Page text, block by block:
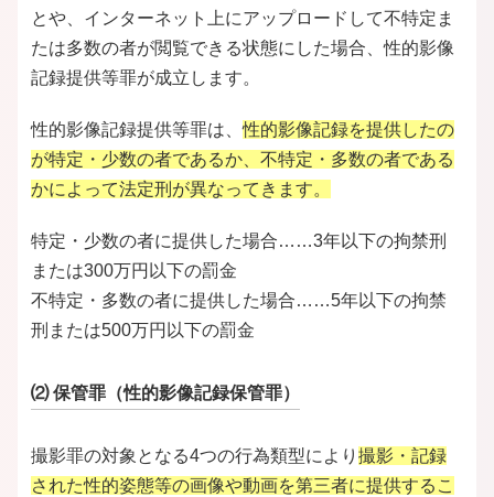
とや、インターネット上にアップロードして不特定ま
たは多数の者が閲覧できる状態にした場合、性的影像
記録提供等罪が成立します。
性的影像記録提供等罪は、性的影像記録を提供したの
が特定・少数の者であるか、不特定・多数の者である
かによって法定刑が異なってきます。
特定・少数の者に提供した場合……3年以下の拘禁刑
または300万円以下の罰金
不特定・多数の者に提供した場合……5年以下の拘禁
刑または500万円以下の罰金
⑵ 保管罪（性的影像記録保管罪）
撮影罪の対象となる4つの行為類型により 撮影・記録
された性的姿態等の画像や動画を第三者に提供するこ